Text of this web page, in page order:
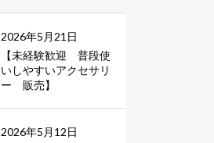
2026年5月21日
【未経験歓迎 普段使
いしやすいアクセサリ
ー 販売】
2026年5月12日